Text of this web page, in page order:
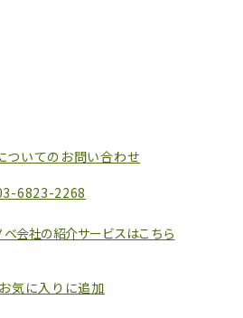
ついてのお問い合わせ
6823-2268
ベ会社の紹介サービスはこちら
お気に入りに追加